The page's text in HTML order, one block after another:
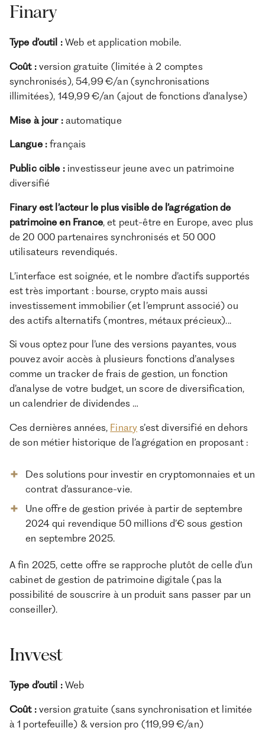
Finary
Type d’outil :Web et application mobile.
Coût : version gratuite (limitée à 2 comptes
synchronisés), 54,99 €/an (synchronisations
illimitées), 149,99 €/an (ajout de fonctions d’analyse)
Mise à jour : automatique
Langue :français
Public cible : investisseur jeune avec un patrimoine
diversifié
Finary est l’acteur le plus visible de l’agrégation de
patrimoine en France, et peut-être en Europe, avec plus
de 20 000 partenaires synchronisés et 50 000
utilisateurs revendiqués.
L’interface est soignée, et le nombre d’actifs supportés
est très important : bourse, crypto mais aussi
investissement immobilier (et l’emprunt associé) ou
des actifs alternatifs (montres, métaux précieux)...
Si vous optez pour l’une des versions payantes, vous
pouvez avoir accès à plusieurs fonctions d’analyses
comme un tracker de frais de gestion, un fonction
d’analyse de votre budget, un score de diversification,
un calendrier de dividendes …
Ces dernières années, Finary s’est diversifié en dehors
de son métier historique de l’agrégation en proposant :
Des solutions pour investir en cryptomonnaies et un
contrat d’assurance-vie.
Une offre de gestion privée à partir de septembre
2024 qui revendique 50 millions d’€ sous gestion
en septembre 2025.
A fin 2025, cette offre se rapproche plutôt de celle d’un
cabinet de gestion de patrimoine digitale (pas la
possibilité de souscrire à un produit sans passer par un
conseiller).
Invvest
Type d’outil :Web
Coût : version gratuite (sans synchronisation et limitée
à 1 portefeuille) & version pro (119,99 €/an)